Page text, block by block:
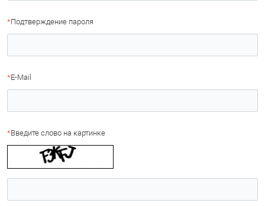
*Подтверждение пароля
*E-Mail
*Введите слово на картинке